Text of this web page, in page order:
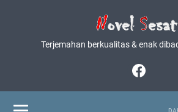
Terjemahan berkualitas & enak